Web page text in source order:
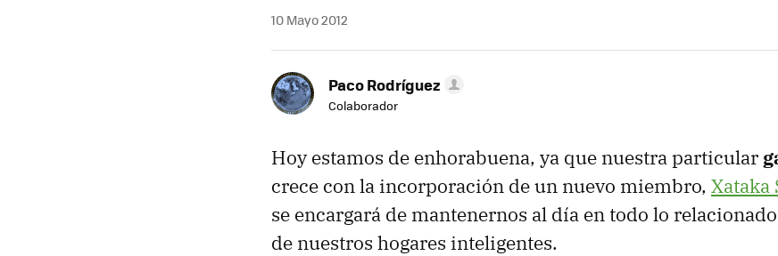
10 Mayo 2012
Paco Rodríguez
Colaborador
Hoy estamos de enhorabuena, ya que nuestra particular
crece con la incorporación de un nuevo miembro, Xataka
se encargará de mantenernos al día en todo lo
de nuestros hogares inteligentes.